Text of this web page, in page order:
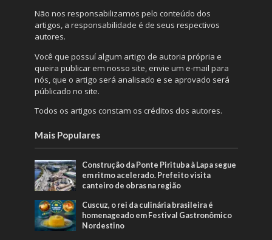
Não nos responsabilizamos pelo conteúdo dos
artigos, a responsabilidade é de seus respectivos
autores.
Você que possuí algum artigo de autoria própria e
queira publicar em nosso site, envie um e-mail para
nós, que o artigo será analisado e se aprovado será
públicado no site.
Todos os artigos constam os créditos dos autores.
Mais Populares
Construção da Ponte Pirituba à Lapa segue
em ritmo acelerado. Prefeito visita
canteiro de obras na região
Cuscuz, o rei da culinária brasileira é
homenageado em Festival Gastronômico
Nordestino